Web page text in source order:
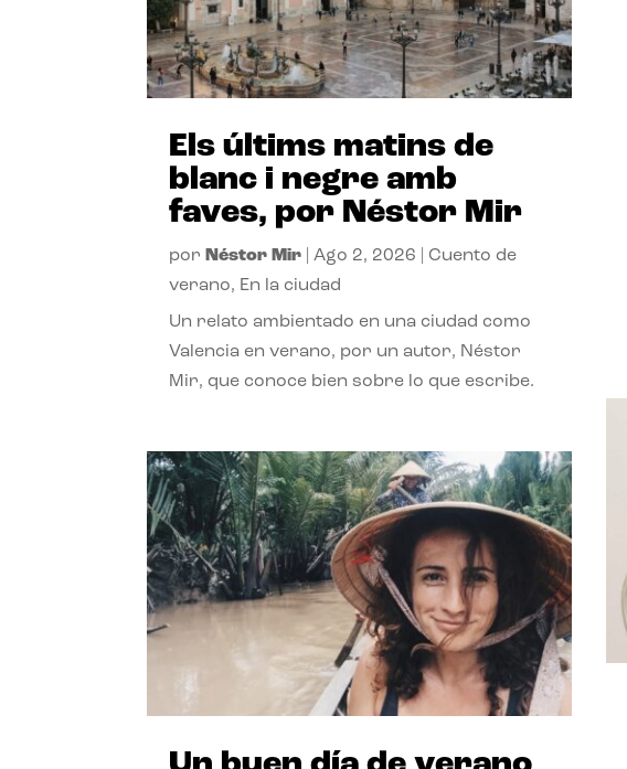
Els últims matins de
blanc i negre amb
faves, por Néstor Mir
por Néstor Mir |Ago 2, 2026 |Cuento de
verano, En la ciudad
Un relato ambientado en una ciudad como
Valencia en verano, por un autor, Néstor
Mir, que conoce bien sobre lo que escribe.